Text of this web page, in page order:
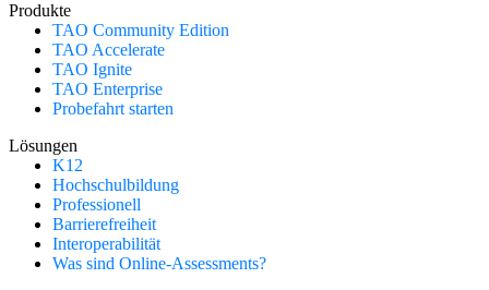
Produkte
TAO Community Edition
TAO Accelerate
TAO Ignite
TAO Enterprise
Probefahrt starten
Lösungen
K12
Hochschulbildung
Professionell
Barrierefreiheit
Interoperabilität
Was sind Online-Assessments?